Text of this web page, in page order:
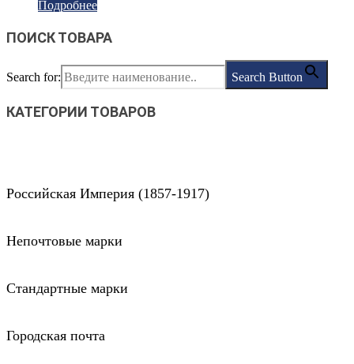
Подробнее
ПОИСК ТОВАРА
Search for: Search Button
КАТЕГОРИИ ТОВАРОВ
Российская Империя (1857-1917)
Непочтовые марки
Стандартные марки
Городская почта